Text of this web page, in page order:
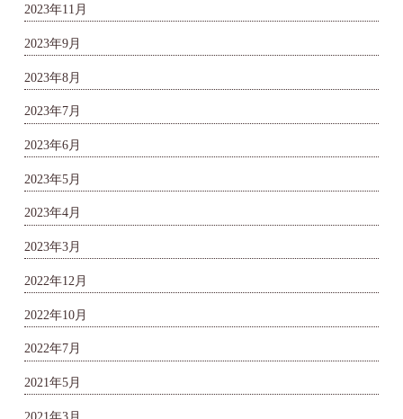
2023年11月
2023年9月
2023年8月
2023年7月
2023年6月
2023年5月
2023年4月
2023年3月
2022年12月
2022年10月
2022年7月
2021年5月
2021年3月